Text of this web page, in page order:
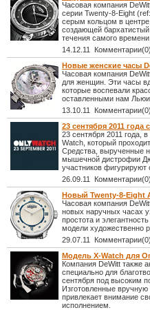
Часовая компания
серии Twenty-8-Eight
серым кольцом в
создающей
течения самого времени.
14.12.11 Комментарии(0)
Новые женские часы
Часовая компания
для женщин. Эти часы
которые воспевали
оставленными нам
13.10.11 Комментарии(0)
23 сентября 2011
23 сентября 2011 года,
Watch, который
Средства, вырученные
мышечной дистрофии
участников
26.09.11 Комментарии(0)
Новый Twenty-8-Eight
Часовая компания
новых наручных часах
простота и
модели художественно
29.07.11 Комментарии(0)
Модель X-Watch для
Компания DeWitt также
специально для
сентября под высоким
Изготовленные
привлекает внимание
исполнением.